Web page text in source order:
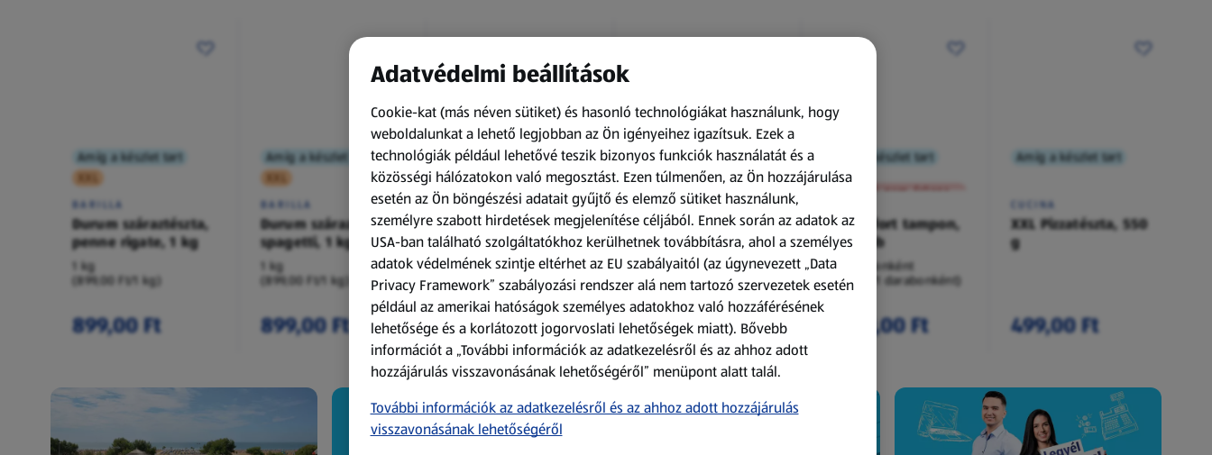
Amíg a készlet tart
XXL
BARILLA
Durum száraztészta,
penne rigate, 1 kg
1 kg
(899,00 Ft/1 kg)
899,00 Ft
Amíg a készlet tart
XXL
BARILLA
Durum száraztészta,
spagetti, 1 kg
1 kg
(899,00 Ft/1 kg)
899,00 Ft
Amíg a készlet tart
XXL
ACTIMEL
Actimel joghurtital, 8
palack
0,8 kg
(1 186,25 Ft/1 kg)
949,00 Ft
Amíg a készlet tart
XXL
O.B.
Procomfort tampon,
64 darab
64 darabonként
(59,36 Ft/1 darabonként)
3 799,00 Ft
Amíg a készlet tart
XXL
A termék nem érkezett meg!
Procomfort tampon,
54 darab
54 darabonként
(62,94 Ft/1 darabonként)
3 399,00 Ft
Amíg a készlet tart
CUCINA
XXL Pizzatészta, 550
g
499,00 Ft
Adatvédelmi beállítások
Cookie-kat (más néven sütiket) és hasonló technológiákat használunk, hogy
weboldalunkat a lehető legjobban az Ön igényeihez igazítsuk. Ezek a
technológiák például lehetővé teszik bizonyos funkciók használatát és a
közösségi hálózatokon való megosztást. Ezen túlmenően, az Ön hozzájárulása
esetén az Ön böngészési adatait gyűjtő és elemző sütiket használunk,
személyre szabott hirdetések megjelenítése céljából. Ennek során az adatok az
USA-ban található szolgáltatókhoz kerülhetnek továbbításra, ahol a személyes
adatok védelmének szintje eltérhet az EU szabályaitól (az úgynevezett „Data
Privacy Framework” szabályozási rendszer alá nem tartozó szervezetek esetén
például az amerikai hatóságok személyes adatokhoz való hozzáférésének
lehetősége és a korlátozott jogorvoslati lehetőségek miatt). Bővebb
információt a „További információk az adatkezelésről és az ahhoz adott
hozzájárulás visszavonásának lehetőségéről” menüpont alatt talál.
További információk az adatkezelésről és az ahhoz adott hozzájárulás
visszavonásának lehetőségéről